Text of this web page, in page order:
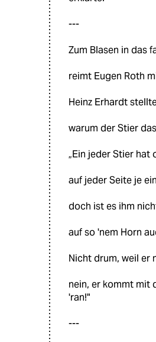
---
Zum Blasen in das
reimt Eugen Roth
Heinz Erhardt
warum der Stier
„Ein jeder Stier hat
auf jeder Seite je
doch ist es ihm
auf so 'nem Horn
Nicht drum, weil er
nein, er kommt mit
'ran!"
---